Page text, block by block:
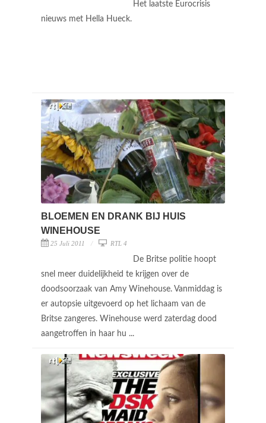
Het laatste Eurocrisis
nieuws met Hella Hueck.
BLOEMEN EN DRANK BIJ HUIS
WINEHOUSE
25 Juli 2011 RTL 4
De Britse politie hoopt
snel meer duidelijkheid te krijgen over de
doodsoorzaak van Amy Winehouse. Vanmiddag is
er autopsie uitgevoerd op het lichaam van de
Britse zangeres. Winehouse werd zaterdag dood
aangetroffen in haar hu ...